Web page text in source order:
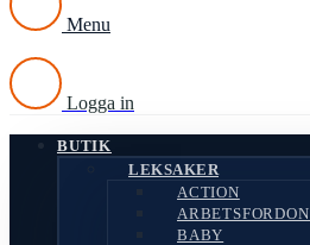
Menu
Logga in
BUTIK
LEKSAKER
ACTION
BABY